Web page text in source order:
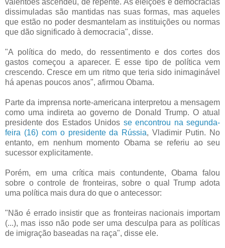
dissimuladas são mantidas nas suas formas, mas aqueles
que estão no poder desmantelam as instituições ou normas
que dão significado à democracia", disse.
"A política do medo, do ressentimento e dos cortes dos
gastos começou a aparecer. E esse tipo de política vem
crescendo. Cresce em um ritmo que teria sido inimaginável
há apenas poucos anos", afirmou Obama.
Parte da imprensa norte-americana interpretou a mensagem
como uma indireta ao governo de Donald Trump. O atual
presidente dos Estados Unidos se encontrou na segunda-
feira (16) com o presidente da Rússia, Vladimir Putin. No
entanto, em nenhum momento Obama se referiu ao seu
sucessor explicitamente.
Porém, em uma crítica mais contundente, Obama falou
sobre o controle de fronteiras, sobre o qual Trump adota
uma política mais dura do que o antecessor:
"Não é errado insistir que as fronteiras nacionais importam
(...), mas isso não pode ser uma desculpa para as políticas
de imigração baseadas na raça", disse ele.